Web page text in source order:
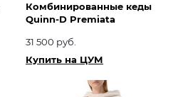
Комбинированные кеды
Quinn-D Premiata
31 500 руб.
Купить на ЦУМ